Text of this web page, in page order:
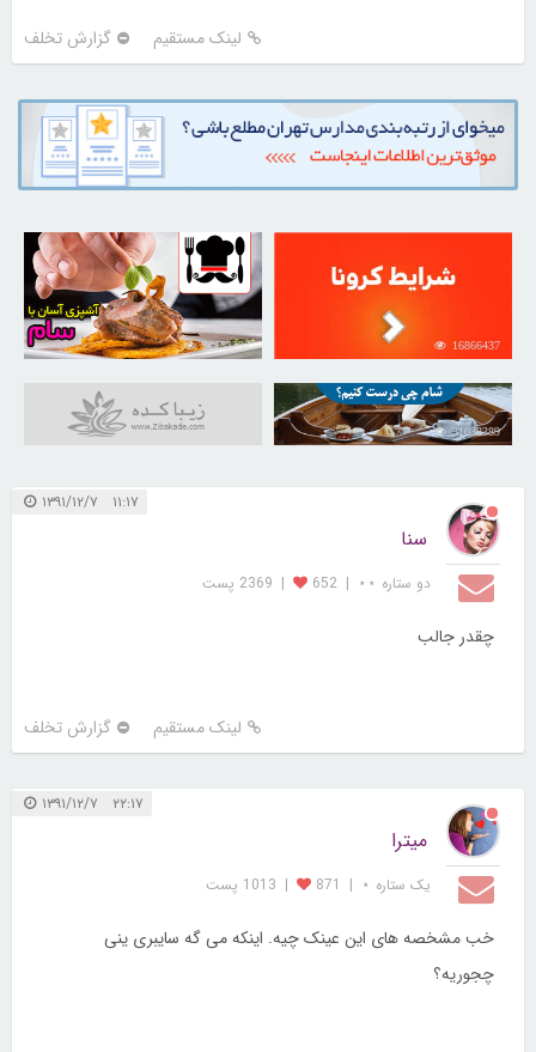
لینک مستقیم گزارش تخلف
16866437
30253232
31038389
۱۱:۱۷ ۱۳۹۱/۱۲/۷
سنا
دو ستاره ⋆⋆ |
652
| 2369 پست
چقدر جالب
لینک مستقیم گزارش تخلف
۲۲:۱۷ ۱۳۹۱/۱۲/۷
میترا
یک ستاره ⋆ |
871
| 1013 پست
خب مشخصه های این عینک چیه. اینکه می گه سایبری ینی
چجوریه؟